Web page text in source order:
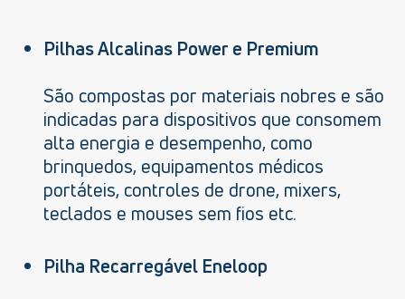
Pilhas Alcalinas Power e Premium
São compostas por materiais nobres e são
indicadas para dispositivos que consomem
alta energia e desempenho, como
brinquedos, equipamentos médicos
portáteis, controles de drone, mixers,
teclados e mouses sem fios etc.
Pilha Recarregável Eneloop